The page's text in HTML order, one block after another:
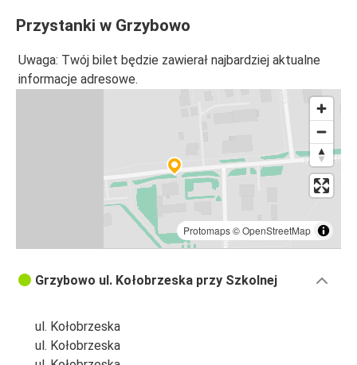
Przystanki w Grzybowo
Uwaga: Twój bilet będzie zawierał najbardziej aktualne
informacje adresowe.
Protomaps©OpenStreetMap
Grzybowo ul. Kołobrzeska przy Szkolnej
ul. Kołobrzeska
ul. Kołobrzeska